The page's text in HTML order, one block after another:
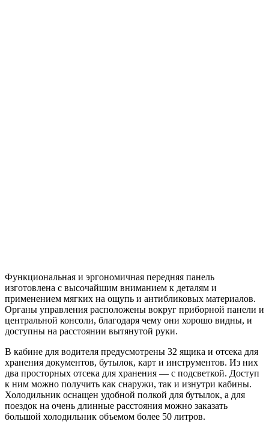
Функциональная и эргономичная передняя панель
изготовлена с высочайшим вниманием к деталям и
применением мягких на ощупь и антибликовых материалов.
Органы управления расположены вокруг приборной панели и
центральной консоли, благодаря чему они хорошо видны, и
доступны на расстоянии вытянутой руки.
В кабине для водителя предусмотрены 32 ящика и отсека для
хранения документов, бутылок, карт и инструментов. Из них
два просторных отсека для хранения — с подсветкой. Доступ
к ним можно получить как снаружи, так и изнутри кабины.
Холодильник оснащен удобной полкой для бутылок, а для
поездок на очень длинные расстояния можно заказать
большой холодильник объемом более 50 литров.